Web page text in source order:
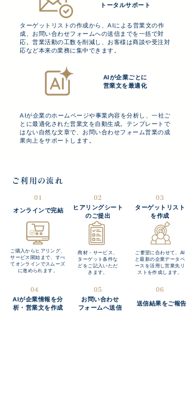
トータルサポート
ターゲットリストの作成から、AIによる営業文の作
成、お問い合わせフォームへの送信までを一括で対
応。営業活動の工数を削減し、お客様は商談や受注対
応など本来の業務に集中できます。
AIが企業ごとに
営業文を最適化
AIが企業のホームページや事業内容を分析し、一社ご
とに最適化された営業文を自動生成。テンプレートで
はない自然な文章で、お問い合わせフォーム営業の成
果向上をサポートします。
ご利用の流れ
01
オンラインで完結
ご購入からヒアリング、
サービス開始まで、すべ
てオンラインでスムーズ
に進められます。
02
ヒアリングシート
のご提出
商材・サービス、
ターゲット条件な
どをご記入いただ
きます。
03
ターゲットリスト
を作成
ご要望に合わせて、AI
と最新の企業データベ
ースを活用し営業先リ
ストを作成します。
04 05 06
AIが企業情報を分
析・営業文を作成
お問い合わせ
フォームへ送信
送信結果をご報告